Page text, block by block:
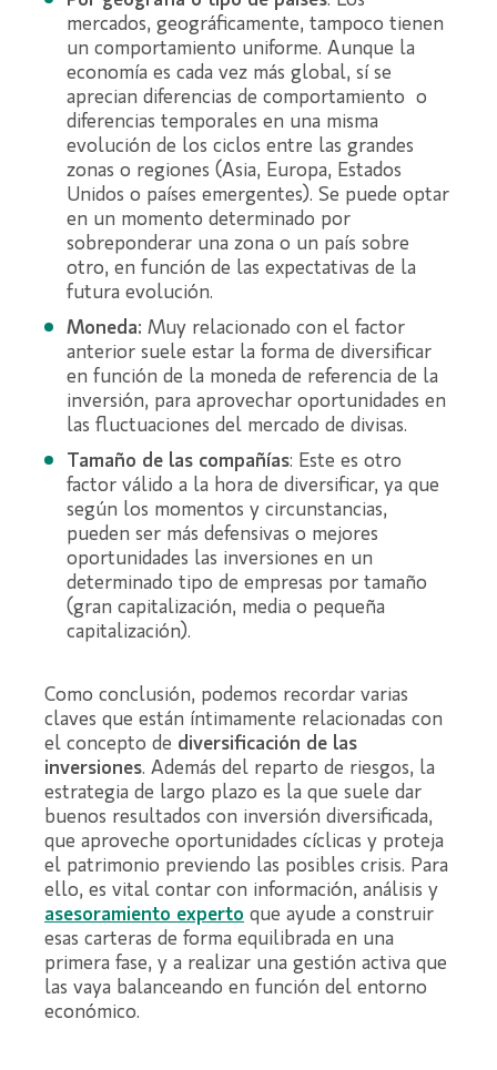
mercados, geográficamente, tampoco tienen
un comportamiento uniforme. Aunque la
economía es cada vez más global, sí se
aprecian diferencias de comportamiento o
diferencias temporales en una misma
evolución de los ciclos entre las grandes
zonas o regiones (Asia, Europa, Estados
Unidos o países emergentes). Se puede optar
en un momento determinado por
sobreponderar una zona o un país sobre
otro, en función de las expectativas de la
futura evolución.
Moneda: Muy relacionado con el factor
anterior suele estar la forma de diversificar
en función de la moneda de referencia de la
inversión, para aprovechar oportunidades en
las fluctuaciones del mercado de divisas.
Tamaño de las compañías: Este es otro
factor válido a la hora de diversificar, ya que
según los momentos y circunstancias,
pueden ser más defensivas o mejores
oportunidades las inversiones en un
determinado tipo de empresas por tamaño
(gran capitalización, media o pequeña
capitalización).
Como conclusión, podemos recordar varias
claves que están íntimamente relacionadas con
el concepto de diversificación de las
inversiones. Además del reparto de riesgos, la
estrategia de largo plazo es la que suele dar
buenos resultados con inversión diversificada,
que aproveche oportunidades cíclicas y proteja
el patrimonio previendo las posibles crisis. Para
ello, es vital contar con información, análisis y
asesoramiento experto que ayude a construir
esas carteras de forma equilibrada en una
primera fase, y a realizar una gestión activa que
las vaya balanceando en función del entorno
económico.